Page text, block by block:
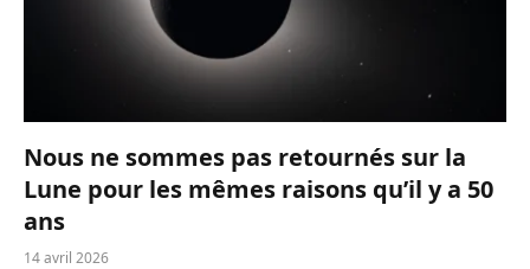
Nous ne sommes pas retournés sur la
Lune pour les mêmes raisons qu’il y a 50
ans
14 avril 2026